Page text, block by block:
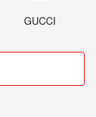
GUCCI